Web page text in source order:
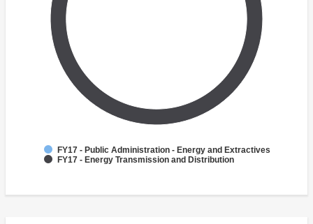
FY17 - Public Administration - Energy and Extractives
FY17 - Energy Transmission and Distribution